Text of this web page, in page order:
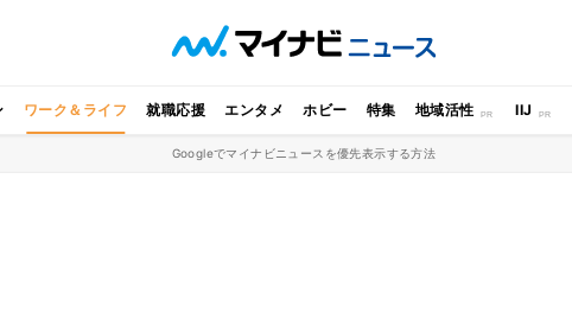
ワーク＆ライフ 就職応援 エンタメ ホビー 特集 地域活性 IIJ
Googleでマイナビニュースを優先表示する方法